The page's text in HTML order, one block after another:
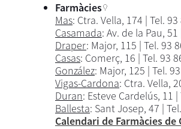
Farmàcies
Mas: Ctra. Vella, 174 | Tel.
Casamada: Av. de la Pau,
Draper: Major, 115 | Tel. 93
Casas: Comerç, 16 | Tel. 93
González: Major, 125 | Tel.
Vigas-Cardona: Ctra. Vella,
Duran: Esteve Cardelús, 11
Ballesta: Sant Josep, 47 |
Calendari de Farmàcies de